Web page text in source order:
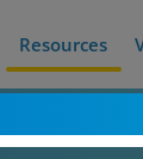
Resources